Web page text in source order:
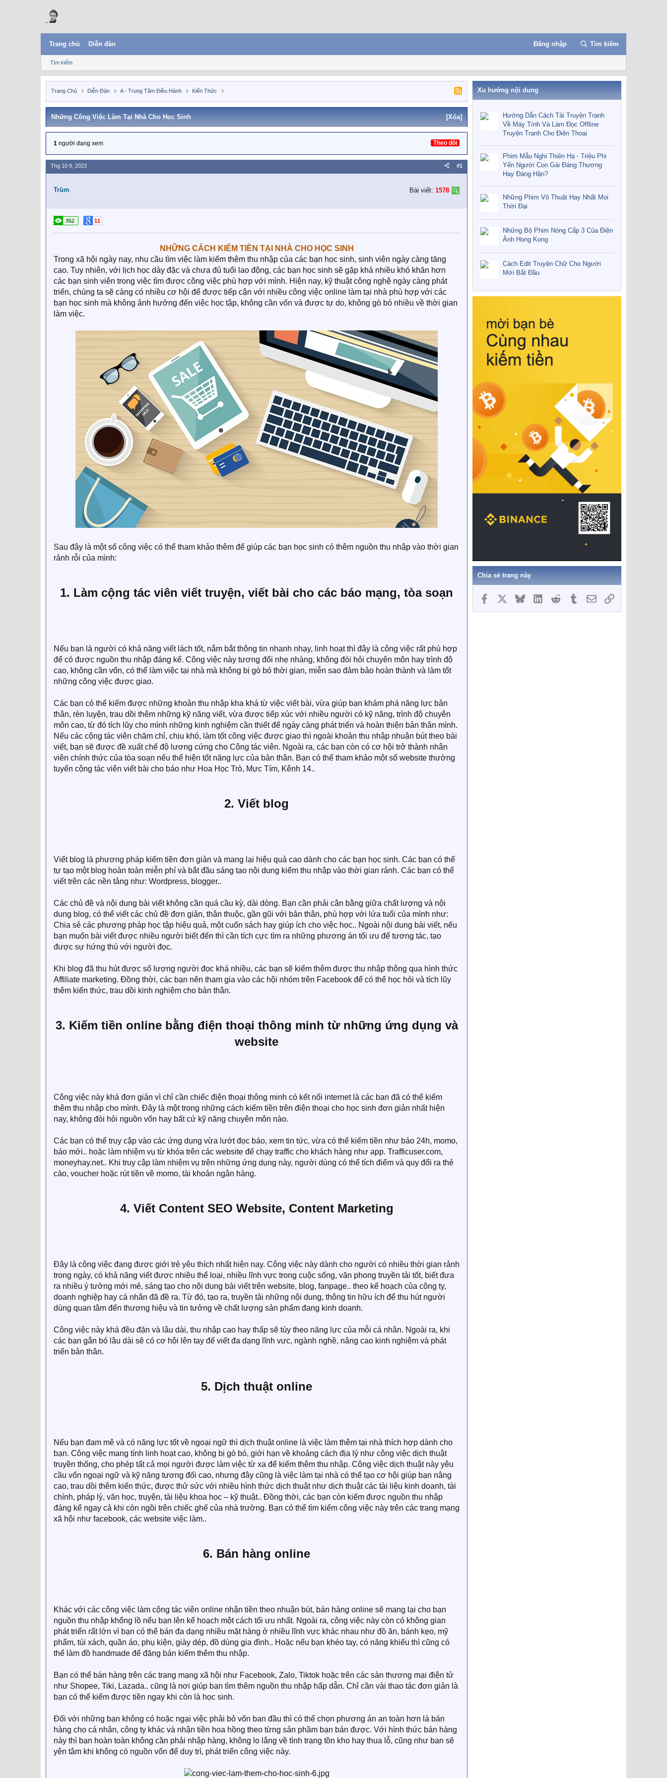
Trang chủ Diễn đàn Đăng nhập Tìm kiếm
Tìm kiếm
Trang Chủ Diễn Đàn A - Trung Tâm Điều Hành Kiến Thức
Những Công Việc Làm Tại Nhà Cho Học Sinh [Xóa]
1 người đang xem Theo dõi
Thg 10 9, 2023 #1
Trùm Bài viết: 1578
352 11
NHỮNG CÁCH KIẾM TIỀN TẠI NHÀ CHO HỌC SINH
Trong xã hội ngày nay, nhu cầu tìm việc làm kiếm thêm thu nhập của các bạn học sinh, sinh viên ngày càng tăng
cao. Tuy nhiên, với lịch học dày đặc và chưa đủ tuổi lao động, các bạn học sinh sẽ gặp khá nhiều khó khăn hơn
các bạn sinh viên trong việc tìm được công việc phù hợp với mình. Hiện nay, kỹ thuật công nghệ ngày càng phát
triển, chúng ta sẽ càng có nhiều cơ hội để được tiếp cận với nhiều công việc online làm tại nhà phù hợp với các
bạn học sinh mà không ảnh hưởng đến việc học tập, không cần vốn và được tự do, không gò bó nhiều về thời gian
làm việc.​
Sau đây là một số công việc có thể tham khảo thêm để giúp các bạn học sinh có thêm nguồn thu nhập vào thời gian
rảnh rỗi của mình:​
1. Làm cộng tác viên viết truyện, viết bài cho các báo mạng, tòa soạn
Nếu bạn là người có khả năng viết lách tốt, nắm bắt thông tin nhanh nhạy, linh hoạt thì đây là công việc rất phù hợp
để có được nguồn thu nhập đáng kể. Công việc này tương đối nhẹ nhàng, không đòi hỏi chuyên môn hay trình độ
cao, không cần vốn, có thể làm việc tại nhà mà không bị gò bó thời gian, miễn sao đảm bảo hoàn thành và làm tốt
những công việc được giao.
Các bạn có thể kiếm được những khoản thu nhập kha khá từ việc viết bài, vừa giúp bạn khám phá năng lực bản
thân, rèn luyện, trau dồi thêm những kỹ năng viết, vừa được tiếp xúc với nhiều người có kỹ năng, trình độ chuyên
môn cao, từ đó tích lũy cho mình những kinh nghiệm cần thiết để ngày càng phát triển và hoàn thiện bản thân mình.
Nếu các cộng tác viên chăm chỉ, chịu khó, làm tốt công việc được giao thì ngoài khoản thu nhập nhuận bút theo bài
viết, bạn sẽ được đề xuất chế độ lương cứng cho Cộng tác viên. Ngoài ra, các bạn còn có cơ hội trở thành nhân
viên chính thức của tòa soạn nếu thể hiện tốt năng lực của bản thân. Bạn có thể tham khảo một số website thường
tuyển cộng tác viên viết bài cho báo như Hoa Học Trò, Mực Tím, Kênh 14..​
2. Viết blog
Viết blog là phương pháp kiếm tiền đơn giản và mang lại hiệu quả cao dành cho các bạn học sinh. Các bạn có thể
tự tạo một blog hoàn toàn miễn phí và bắt đầu sáng tạo nội dung kiếm thu nhập vào thời gian rảnh. Các bạn có thể
viết trên các nền tảng như: Wordpress, blogger..
Các chủ đề và nội dung bài viết không cần quá cầu kỳ, dài dòng. Bạn cần phải cân bằng giữa chất lượng và nội
dung blog, có thể viết các chủ đề đơn giản, thân thuộc, gần gũi với bản thân, phù hợp với lứa tuổi của mình như:
Chia sẻ các phương pháp học tập hiệu quả, một cuốn sách hay giúp ích cho việc học.. Ngoài nội dung bài viết, nếu
bạn muốn bài viết được nhiều người biết đến thì cần tích cực tìm ra những phương án tối ưu để tương tác, tạo
được sự hứng thú với người đọc.
Khi blog đã thu hút được số lượng người đọc khá nhiều, các bạn sẽ kiếm thêm được thu nhập thông qua hình thức
Affiliate marketing. Đồng thời, các bạn nên tham gia vào các hội nhóm trên Facebook để có thể học hỏi và tích lũy
thêm kiến thức, trau dồi kinh nghiệm cho bản thân.​
3. Kiếm tiền online bằng điện thoại thông minh từ những ứng dụng và
website
Công việc này khá đơn giản vì chỉ cần chiếc điện thoại thông minh có kết nối internet là các bạn đã có thể kiếm
thêm thu nhập cho mình. Đây là một trong những cách kiếm tiền trên điện thoại cho học sinh đơn giản nhất hiện
nay, không đòi hỏi nguồn vốn hay bất cứ kỹ năng chuyên môn nào.
Các bạn có thể truy cập vào các ứng dụng vừa lướt đọc báo, xem tin tức, vừa có thể kiếm tiền như báo 24h, momo,
báo mới.. hoặc làm nhiệm vụ từ khóa trên các website để chạy traffic cho khách hàng như app. Trafficuser.com,
moneyhay.net.. Khi truy cập làm nhiệm vụ trên những ứng dụng này, người dùng có thể tích điểm và quy đổi ra thẻ
cào, voucher hoặc rút tiền về momo, tài khoản ngân hàng.​
4. Viết Content SEO Website, Content Marketing
Đây là công việc đang được giới trẻ yêu thích nhất hiện nay. Công việc này dành cho người có nhiều thời gian rảnh
trong ngày, có khả năng viết được nhiều thể loại, nhiều lĩnh vực trong cuộc sống, văn phong truyền tải tốt, biết đưa
ra nhiều ý tưởng mới mẻ, sáng tạo cho nội dung bài viết trên website, blog, fanpage.. theo kế hoạch của công ty,
doanh nghiệp hay cá nhân đã đề ra. Từ đó, tạo ra, truyền tải những nội dung, thông tin hữu ích để thu hút người
dùng quan tâm đến thương hiệu và tin tưởng về chất lượng sản phẩm đang kinh doanh.
Công việc này khá đều đặn và lâu dài, thu nhập cao hay thấp sẽ tùy theo năng lực của mỗi cá nhân. Ngoài ra, khi
các bạn gắn bó lâu dài sẽ có cơ hội lên tay để viết đa dạng lĩnh vực, ngành nghề, nâng cao kinh nghiệm và phát
triển bản thân.​
5. Dịch thuật online
Nếu bạn đam mê và có năng lực tốt về ngoại ngữ thì dịch thuật online là việc làm thêm tại nhà thích hợp dành cho
bạn. Công việc mang tính linh hoạt cao, không bị gò bó, giới hạn về khoảng cách địa lý như công việc dịch thuật
truyền thống, cho phép tất cả mọi người được làm việc từ xa để kiếm thêm thu nhập. Công việc dịch thuật này yêu
cầu vốn ngoại ngữ và kỹ năng tương đối cao, nhưng đây cũng là việc làm tại nhà có thể tạo cơ hội giúp bạn nâng
cao, trau dồi thêm kiến thức, được thử sức với nhiều hình thức dịch thuật như dịch thuật các tài liệu kinh doanh, tài
chính, pháp lý, văn học, truyện, tài liệu khoa học – kỹ thuật.. Đồng thời, các bạn còn kiếm được nguồn thu nhập
đáng kể ngay cả khi còn ngồi trên chiếc ghế của nhà trường. Bạn có thể tìm kiếm công việc này trên các trang mạng
xã hội như facebook, các website việc làm..​
6. Bán hàng online
Khác với các công việc làm cộng tác viên online nhận tiền theo nhuận bút, bán hàng online sẽ mang lại cho bạn
nguồn thu nhập khổng lồ nếu bạn lên kế hoạch một cách tối ưu nhất. Ngoài ra, công việc này còn có không gian
phát triển rất lớn vì bạn có thể bán đa dạng nhiều mặt hàng ở nhiều lĩnh vực khác nhau như đồ ăn, bánh kẹo, mỹ
phẩm, túi xách, quần áo, phụ kiện, giày dép, đồ dùng gia đình.. Hoặc nếu bạn khéo tay, có năng khiếu thì cũng có
thể làm đồ handmade để đăng bán kiếm thêm thu nhập.
Bạn có thể bán hàng trên các trang mạng xã hội như Facebook, Zalo, Tiktok hoặc trên các sàn thương mại điện tử
như Shopee, Tiki, Lazada.. cũng là nơi giúp bạn tìm thêm nguồn thu nhập hấp dẫn. Chỉ cần vài thao tác đơn giản là
bạn có thể kiếm được tiền ngay khi còn là học sinh.
Đối với những bạn không có hoặc ngại việc phải bỏ vốn ban đầu thì có thể chọn phương án an toàn hơn là bán
hàng cho cá nhân, công ty khác và nhận tiền hoa hồng theo từng sản phầm bạn bán được. Với hình thức bán hàng
này thì bạn hoàn toàn không cần phải nhập hàng, không lo lắng về tình trạng tồn kho hay thua lỗ, cũng như bạn sẽ
yên tâm khi không có nguồn vốn để duy trì, phát triển công việc này.​
Xu hướng nội dung
Hướng Dẫn Cách Tải Truyện Tranh
Về Máy Tính Và Làm Đọc Offline
Truyện Tranh Cho Điện Thoại
Phim Mẫu Nghi Thiên Hạ - Triệu Phi
Yến Người Con Gái Đáng Thương
Hay Đáng Hận?
Những Phim Võ Thuật Hay Nhất Mọi
Thời Đại
Những Bộ Phim Nóng Cấp 3 Của Điện
Ảnh Hong Kong
Cách Edit Truyện Chữ Cho Người
Mới Bắt Đầu
Chia sẻ trang này
Facebook BlueskyLinkedInReddit TumblrEmailLink